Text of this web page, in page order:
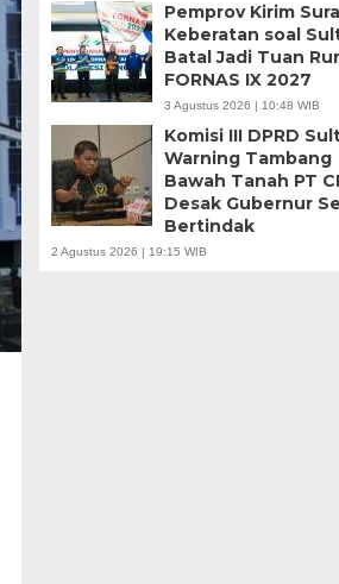
Pemprov Kirim
Keberatan soal
Batal Jadi Tuan
FORNAS IX 2027
3 Agustus 2026 | 10:48 WIB
Komisi III DPRD
Warning Tambang
Bawah Tanah PT
Desak Gubernur
Bertindak
2 Agustus 2026 | 19:15 WIB